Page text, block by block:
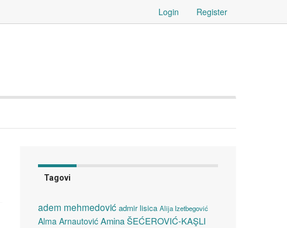
Login Register
Tagovi
adem mehmedović admir lisica Alija Izetbegović
Alma Arnautović Amina ŠEĆEROVIĆ-KAŞLI